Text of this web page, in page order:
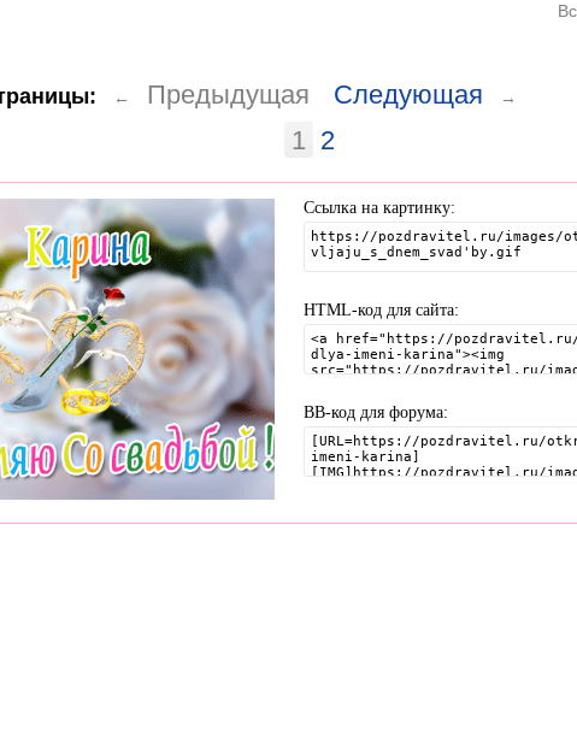
← Предыдущая Следующая →
1 2
Ссылка на картинку:
HTML-код для сайта:
BB-код для форума: